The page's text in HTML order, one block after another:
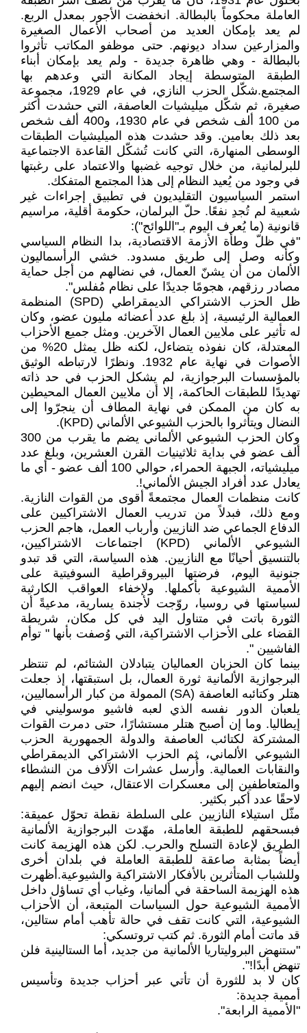
العاملة محكوماً بالبطالة. انخفضت الأجور بمعدل الربع.
لم يعد بإمكان العديد من أصحاب الأعمال الصغيرة
والمزارعين سداد ديونهم. حتى موظفو المكاتب تأثروا
بالبطالة - وهي ظاهرة جديدة - ولم يعد بإمكان أبناء
الطبقة المتوسطة إيجاد المكانة التي وعدهم بها
المجتمع.شكّل الحزب النازي، في عام 1929، مجموعة
صغيرة، ثم شكّل ميليشيات العاصفة، التي حشدت أكثر
من 100 ألف شخص في عام 1930، و400 ألف شخص
بعد ذلك بعامين. وقد حشدت هذه الميليشيات الطبقات
الوسطى المنهارة، التي كانت تُشكّل القاعدة الاجتماعية
للبرلمانية، من خلال توجيه غضبها والاعتماد على رغبتها
في وجود من يُعيد النظام إلى هذا المجتمع المتفكك.
استمر السياسيون التقليديون في تطبيق إجراءات غير
شعبية لم تُجدِ نفعًا. حلّ البرلمان، حكومة أقلية، مراسيم
قانونية (ما يُعرف اليوم بـ"اللوائح"):
"في ظلّ وطأة الأزمة الاقتصادية، بدا النظام السياسي
وكأنه وصل إلى طريق مسدود. خشي الرأسماليون
الألمان من أن يشنّ العمال، في نضالهم من أجل حماية
مصادر رزقهم، هجومًا جديدًا على نظام مُفلس".
ظل الحزب الاشتراكي الديمقراطي (SPD) المنظمة
العمالية الرئيسية، إذ بلغ عدد أعضائه مليون عضو، وكان
له تأثير على ملايين العمال الآخرين. ومثل جميع الأحزاب
المعتدلة، كان نفوذه يتضاءل، لكنه ظل يمثل 20% من
الأصوات في نهاية عام 1932. ونظرًا لارتباطه الوثيق
بالمؤسسات البرجوازية، لم يشكل الحزب في حد ذاته
تهديدًا للطبقات الحاكمة، إلا أن ملايين العمال المحيطين
به كان من الممكن في نهاية المطاف أن ينجرّوا إلى
النضال ويتأثروا بالحزب الشيوعي الألماني (KPD).
وكان الحزب الشيوعي الألماني يضم ما يقرب من 300
ألف عضو في بداية ثلاثينيات القرن العشرين، وبلغ عدد
ميليشياته، الجبهة الحمراء، حوالي 100 ألف عضو - أي ما
يعادل عدد أفراد الجيش الألماني!.
كانت منظمات العمال مجتمعةً أقوى من القوات النازية.
ومع ذلك، فبدلاً من تدريب العمال الاشتراكيين على
الدفاع الجماعي ضد النازيين وأرباب العمل، هاجم الحزب
الشيوعي الألماني (KPD) اجتماعات الاشتراكيين،
بالتنسيق أحيانًا مع النازيين. هذه السياسة، التي قد تبدو
جنونية اليوم، فرضتها البيروقراطية السوفيتية على
الأممية الشيوعية بأكملها. ولإخفاء العواقب الكارثية
لسياستها في روسيا، روّجت لأجندة يسارية، مدعيةً أن
الثورة باتت في متناول اليد في كل مكان، شريطة
القضاء على الأحزاب الاشتراكية، التي وُصفت بأنها " توأم
الفاشيين ".
بينما كان الحزبان العماليان يتبادلان الشتائم، لم تنتظر
البرجوازية الألمانية ثورة العمال، بل استبقتها، إذ جعلت
هتلر وكتائبه العاصفة (SA) الممولة من كبار الرأسماليين،
يلعبان الدور نفسه الذي لعبه فاشيو موسوليني في
إيطاليا. وما إن أصبح هتلر مستشارًا، حتى دمرت القوات
المشتركة لكتائب العاصفة والدولة الجمهورية الحزب
الشيوعي الألماني، ثم الحزب الاشتراكي الديمقراطي
والنقابات العمالية. وأُرسل عشرات الآلاف من النشطاء
والمتعاطفين إلى معسكرات الاعتقال، حيث انضم إليهم
لاحقًا عدد أكبر بكثير.
مثّل استيلاء النازيين على السلطة نقطة تحوّل عميقة:
فبسحقهم للطبقة العاملة، مهّدت البرجوازية الألمانية
الطريق لإعادة التسلح والحرب. لكن هذه الهزيمة كانت
أيضاً بمثابة صاعقة للطبقة العاملة في بلدان أخرى
وللشباب المتأثرين بالأفكار الاشتراكية والشيوعية.أظهرت
هذه الهزيمة الساحقة في ألمانيا، وغياب أي تساؤل داخل
الأممية الشيوعية حول السياسات المتبعة، أن الأحزاب
الشيوعية، التي كانت تقف في حالة تأهب أمام ستالين،
قد ماتت أمام الثورة. ثم كتب تروتسكي:
"ستنهض البروليتاريا الألمانية من جديد، أما الستالينية فلن
تنهض أبدًا!".
كان لا بد للثورة أن تأتي عبر أحزاب جديدة وتأسيس
أممية جديدة:
"الأممية الرابعة".